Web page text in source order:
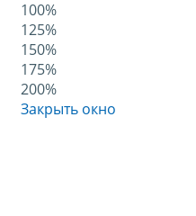
100%
125%
150%
175%
200%
Закрыть окно